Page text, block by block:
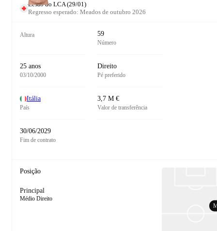
Lesão do LCA(29/01)
Regresso esperado: Meados de outubro 2026
Altura 59
Número
25 anos
03/10/2000
Direito
Pé preferido
Itália
País
3,7 M €
Valor de transferência
30/06/2029
Fim de contrato
Posição
Principal
Médio Direito